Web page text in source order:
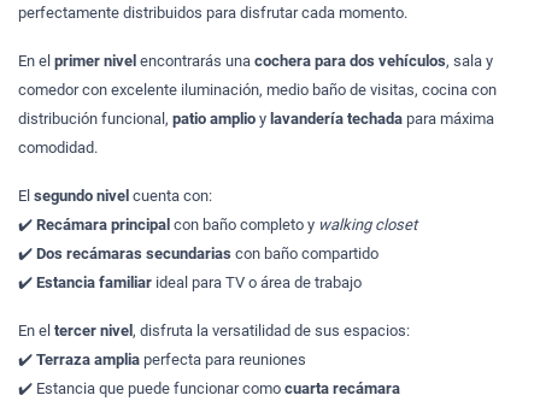
perfectamente distribuidos para disfrutar cada momento.
En el primer nivel encontrarás una cochera para dos vehículos, sala y
comedor con excelente iluminación, medio baño de visitas, cocina con
distribución funcional, patio amplio y lavandería techada para máxima
comodidad.
El segundo nivel cuenta con:
✔️ Recámara principal con baño completo y walking closet
✔️ Dos recámaras secundarias con baño compartido
✔️ Estancia familiar ideal para TV o área de trabajo
En el tercer nivel , disfruta la versatilidad de sus espacios:
✔️ Terraza amplia perfecta para reuniones
✔️ Estancia que puede funcionar como cuarta recámara